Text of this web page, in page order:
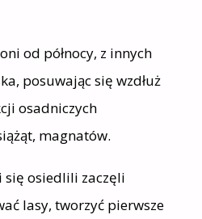
od północy, z innych
posuwając się wzdłuż
osadniczych
magnatów.
osiedlili zaczęli
lasy, tworzyć pierwsze